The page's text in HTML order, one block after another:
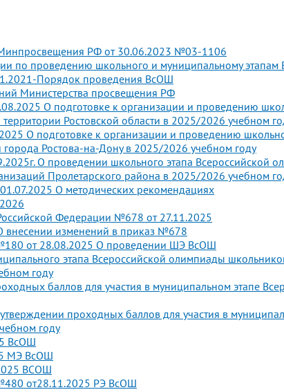
РФ от 30.06.2023 №03-1106
по проведению школьного и муниципальному
Порядок проведения ВсОШ
Министерства просвещения РФ
О подготовке к организации и проведению
Ростовской области в 2025/2026 учебном
О подготовке к организации и проведению
Ростова-на-Дону в 2025/2026 учебном году
О проведении школьного этапа Всероссийской
Пролетарского района в 2025/2026 учебном
О методических рекомендациях
Федерации №678 от 27.11.2025
изменений в приказ №678
от 28.08.2025 О проведении ШЭ ВсОШ
этапа Всероссийской олимпиады
году
баллов для участия в муниципальном этапе
проходных баллов для участия в
году
ВсОШ
МЭ ВсОШ
ВСОШ
от28.11.2025 РЭ ВсОШ